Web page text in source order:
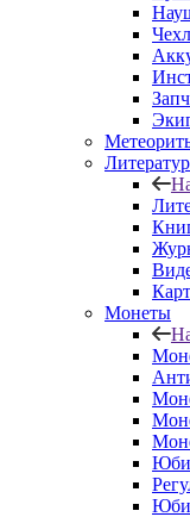
Монеты